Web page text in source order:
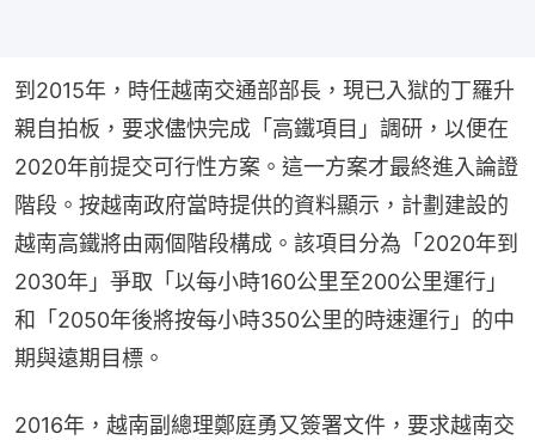
到2015年，時任越南交通部部長，現已入獄的丁羅升
親自拍板，要求儘快完成「高鐵項目」調研，以便在
2020年前提交可行性方案。這一方案才最終進入論證
階段。按越南政府當時提供的資料顯示，計劃建設的
越南高鐵將由兩個階段構成。該項目分為「2020年到
2030年」爭取「以每小時160公里至200公里運行」
和「2050年後將按每小時350公里的時速運行」的中
期與遠期目標。
2016年，越南副總理鄭庭勇又簽署文件，要求越南交